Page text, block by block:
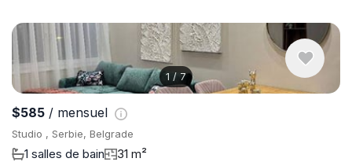
1 / 7
$585 / mensuel
Studio , Serbie, Belgrade
1 salles de bain
31 m²